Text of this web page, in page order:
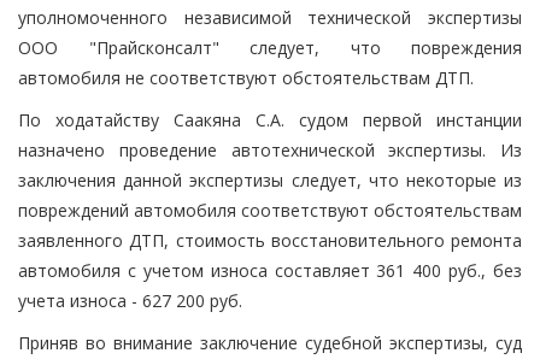
уполномоченного независимой технической экспертизы
ООО "Прайсконсалт" следует, что повреждения
автомобиля не соответствуют обстоятельствам ДТП.
По ходатайству Саакяна С.А. судом первой инстанции
назначено проведение автотехнической экспертизы. Из
заключения данной экспертизы следует, что некоторые из
повреждений автомобиля соответствуют обстоятельствам
заявленного ДТП, стоимость восстановительного ремонта
автомобиля с учетом износа составляет 361 400 руб., без
учета износа - 627 200 руб.
Приняв во внимание заключение судебной экспертизы, суд